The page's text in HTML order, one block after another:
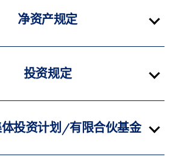
净资产规定
投资规定
投资计划/有限合伙基金